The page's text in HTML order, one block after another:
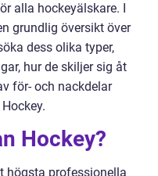
alla hockeyälskare. I
grundlig översikt över
dess olika typer,
hur de skiljer sig åt
för- och nackdelar
Hockey?
högsta professionella